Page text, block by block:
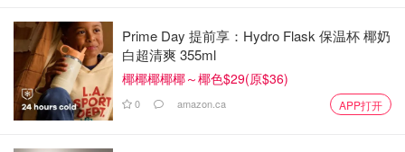
Prime Day 提前享：Hydro Flask 保温杯 椰奶
白超清爽 355ml
椰椰椰椰椰～椰色$29(原$36)
0 amazon.ca APP打开